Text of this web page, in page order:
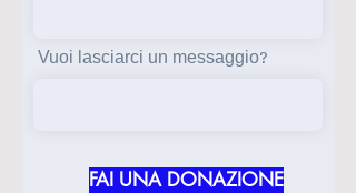
Vuoi lasciarci un messaggio?
FAI UNA DONAZIONE